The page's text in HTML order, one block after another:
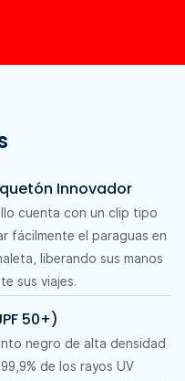
Innovador
cuenta con un clip tipo
fácilmente el paraguas en
liberando sus manos
sus viajes.
50+)
negro de alta densidad
de los rayos UV